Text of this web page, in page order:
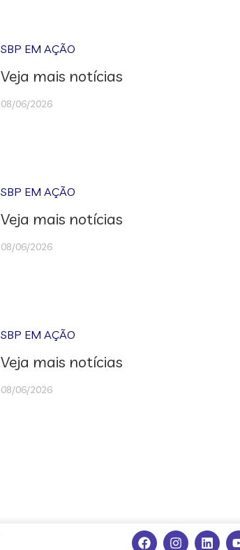
SBP EM AÇÃO
Veja mais notícias
08/06/2026
SBP EM AÇÃO
Veja mais notícias
08/06/2026
SBP EM AÇÃO
Veja mais notícias
08/06/2026